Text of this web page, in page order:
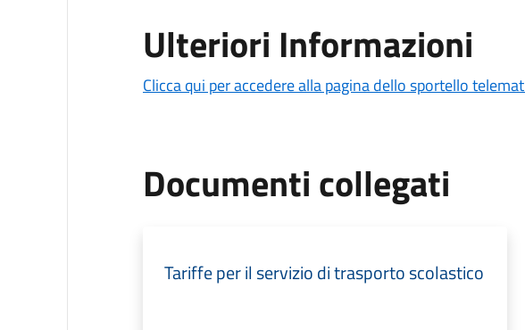
Ulteriori Informazioni
Clicca qui per accedere alla pagina dello sportello
Documenti collegati
Tariffe per il servizio di trasporto scolastico